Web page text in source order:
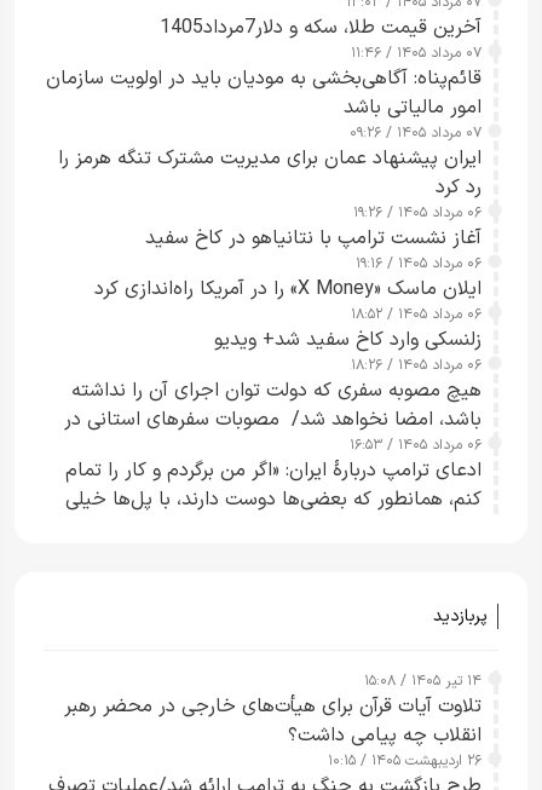
آخرین قیمت طلا، سکه و دلار7مرداد1405
۰۷ مرداد ۱۴۰۵ / ۱۱:۴۶
قائم‌پناه: آگاهی‌بخشی به مودیان باید در اولویت سازمان
امور مالیاتی باشد
۰۷ مرداد ۱۴۰۵ / ۰۹:۲۶
ایران پیشنهاد عمان برای مدیریت مشترک تنگه هرمز را
رد کرد
۰۶ مرداد ۱۴۰۵ / ۱۹:۲۶
آغاز نشست ترامپ با نتانیاهو در کاخ سفید
۰۶ مرداد ۱۴۰۵ / ۱۹:۱۶
ایلان ماسک «X Money» را در آمریکا راه‌اندازی کرد
۰۶ مرداد ۱۴۰۵ / ۱۸:۵۲
زلنسکی وارد کاخ سفید شد+ ویدیو
۰۶ مرداد ۱۴۰۵ / ۱۸:۲۶
هیچ مصوبه سفری که دولت توان اجرای آن را نداشته
باشد، امضا نخواهد شد/ مصوبات سفرهای استانی در
چارچوب قانون بودجه است+ عکس
۰۶ مرداد ۱۴۰۵ / ۱۶:۵۳
ادعای ترامپ دربارهٔ ایران: «اگر من برگردم و کار را تمام
کنم، همانطور که بعضی‌ها دوست دارند، با پل‌ها خیلی
پربازدید
۱۴ تیر ۱۴۰۵ / ۱۵:۰۸
تلاوت آیات قرآن برای هیأت‌های خارجی در محضر رهبر
انقلاب چه پیامی داشت؟
۲۶ اردیبهشت ۱۴۰۵ / ۱۰:۱۵